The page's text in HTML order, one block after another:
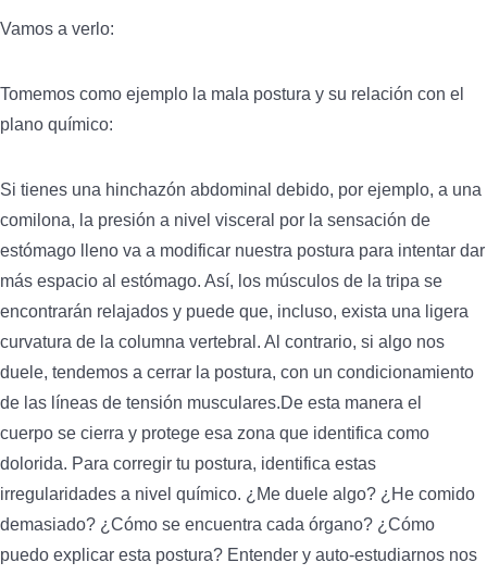
Vamos a verlo:
Tomemos como ejemplo la mala postura y su relación con el
plano químico:
Si tienes una hinchazón abdominal debido, por ejemplo, a una
comilona, la presión a nivel visceral por la sensación de
estómago lleno va a modificar nuestra postura para intentar dar
más espacio al estómago. Así, los músculos de la tripa se
encontrarán relajados y puede que, incluso, exista una ligera
curvatura de la columna vertebral. Al contrario, si algo nos
duele, tendemos a cerrar la postura, con un condicionamiento
de las líneas de tensión musculares.De esta manera el
cuerpo se cierra y protege esa zona que identifica como
dolorida. Para corregir tu postura, identifica estas
irregularidades a nivel químico. ¿Me duele algo? ¿He comido
demasiado? ¿Cómo se encuentra cada órgano? ¿Cómo
puedo explicar esta postura? Entender y auto-estudiarnos nos